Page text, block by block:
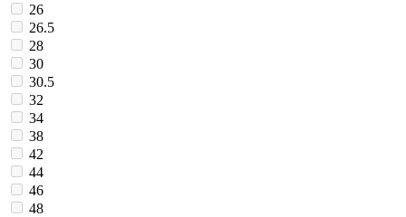
26
26.5
28
30
30.5
32
34
38
42
44
46
48